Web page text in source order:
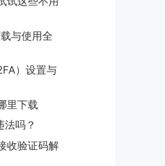
与使用全
）设置与
里下载
法吗？
收验证码解